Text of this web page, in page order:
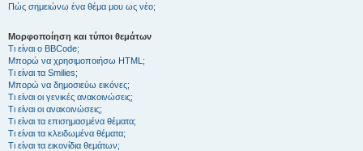
Πώς σημειώνω ένα θέμα μου ως νέο;
Μορφοποίηση και τύποι θεμάτων
Τι είναι ο BBCode;
Μπορώ να χρησιμοποιήσω HTML;
Τι είναι τα Smilies;
Μπορώ να δημοσιεύω εικόνες;
Τι είναι οι γενικές ανακοινώσεις;
Τι είναι οι ανακοινώσεις;
Τι είναι τα επισημασμένα θέματα;
Τι είναι τα κλειδωμένα θέματα;
Τι είναι τα εικονίδια θεμάτων;